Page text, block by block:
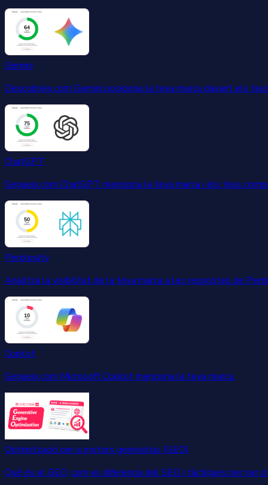
Gemini
Descobreix com Gemini posiciona la teva marca davant els
ChatGPT
Segueix com ChatGPT menciona la teva marca i els teus
Perplexity
Analitza la visibilitat de la teva marca a les respostes de
Copilot
Segueix com Microsoft Copilot menciona la teva marca.
Optimització per a motors generatius (GEO)
Què és el GEO, com es diferencia del SEO i tàctiques per ser